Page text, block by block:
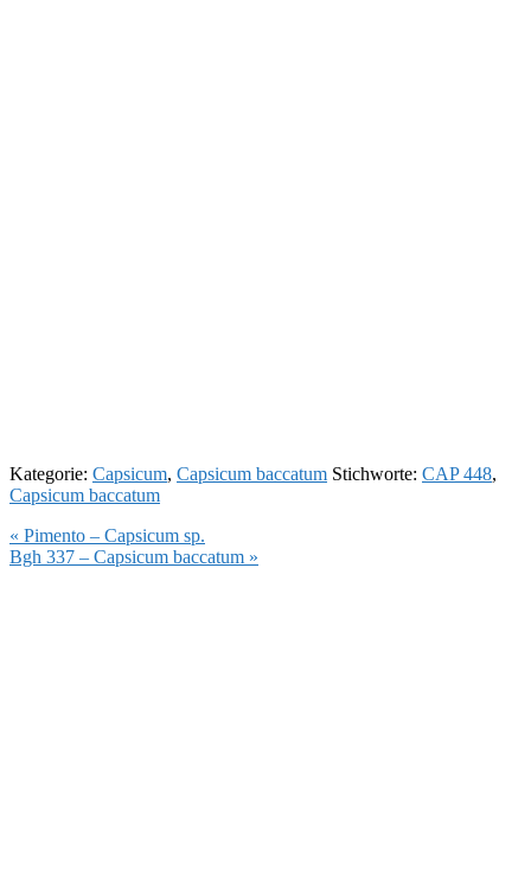
Kategorie: Capsicum, Capsicum baccatum Stichworte: CAP 448,
Capsicum baccatum
Vorheriger
Beitrag:
« Pimento – Capsicum sp.
Nächster
Bgh 337 – Capsicum baccatum »